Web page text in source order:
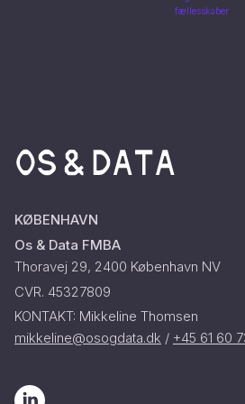
fællesskaber
KØBENHAVN
Os & Data FMBA
Thoravej 29, 2400 København NV
CVR. 45327809
KONTAKT: Mikkeline Thomsen
mikkeline@osogdata.dk / +45 61 60